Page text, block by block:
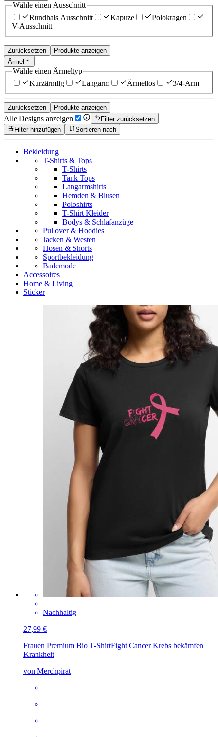
Wähle einen Ausschnitt
Rundhals Ausschnitt
Kapuze
Polokragen
V-Ausschnitt
Zurücksetzen
Produkte anzeigen
Ärmel
Wähle einen Ärmeltyp
Kurzärmlig
Langarm Ärmellos 3/4-Arm
Zurücksetzen Produkte anzeigen
Alle Designs anzeigen
Filter zurücksetzen
Filter hinzufügen
Sortieren nach
Bekleidung
T-Shirts & Tops
T-Shirts
Tank Tops
Langarmshirts
Hemden & Blusen
Poloshirts
T-Shirt Kleider
Bodys & Schlafanzüge
Pullover & Hoodies
Jacken & Westen
Hosen & Shorts
Sportbekleidung
Bademode
Accessoires
Home & Living
Sticker
Nachhaltig
27,99 €
Frauen Premium Bio T-ShirtFight Cancer Krebs bekämfen
Krankheit
von Merchpirat